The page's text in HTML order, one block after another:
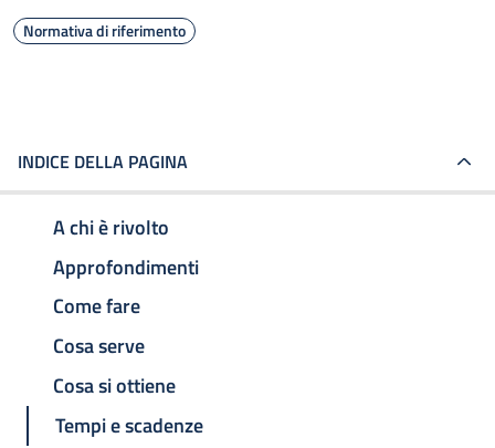
Normativa di riferimento
INDICE DELLA PAGINA
A chi è rivolto
Approfondimenti
Come fare
Cosa serve
Cosa si ottiene
Tempi e scadenze